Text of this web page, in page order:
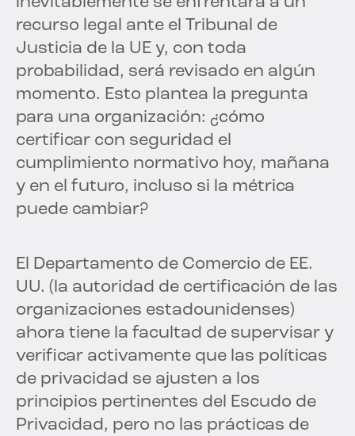
recurso legal ante el Tribunal de
Justicia de la UE y, con toda
probabilidad, será revisado en algún
momento. Esto plantea la pregunta
para una organización: ¿cómo
certificar con seguridad el
cumplimiento normativo hoy, mañana
y en el futuro, incluso si la métrica
puede cambiar?
El Departamento de Comercio de EE.
UU. (la autoridad de certificación de las
organizaciones estadounidenses)
ahora tiene la facultad de supervisar y
verificar activamente que las políticas
de privacidad se ajusten a los
principios pertinentes del Escudo de
Privacidad, pero no las prácticas de